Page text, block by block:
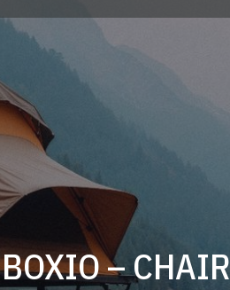
BOXIO – CHAIR